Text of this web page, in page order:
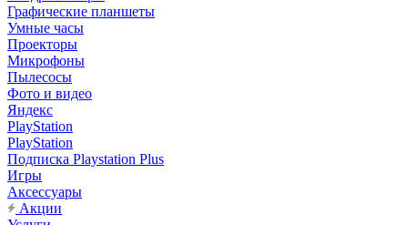
Графические планшеты
Умные часы
Проекторы
Микрофоны
Пылесосы
Фото и видео
Яндекс
PlayStation
PlayStation
Подписка Playstation Plus
Игры
Аксессуары
Акции